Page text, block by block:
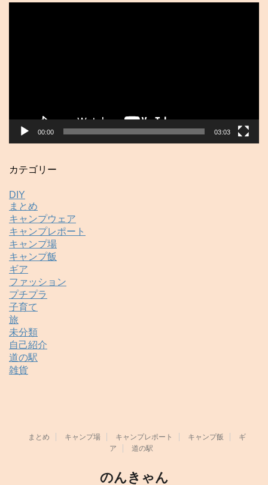
00:00 03:03
カテゴリー
DIY
まとめ
キャンプウェア
キャンプレポート
キャンプ場
キャンプ飯
ギア
ファッション
プチプラ
子育て
旅
未分類
自己紹介
道の駅
雑貨
まとめ キャンプ場 キャンプレポート キャンプ飯
ギ
ア
道の駅
のんきゃん